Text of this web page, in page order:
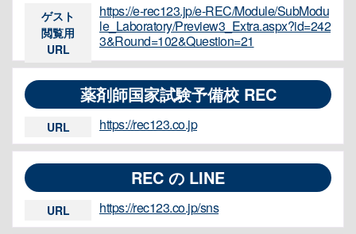
ゲスト
閲覧用
URL
https://e-rec123.jp/e-REC/Module/SubModu
le_Laboratory/Preview3_Extra.aspx?id=242
3&Round=102&Question=21
薬剤師国家試験予備校 REC
URL https://rec123.co.jp
REC の LINE
URL https://rec123.co.jp/sns